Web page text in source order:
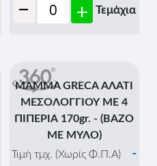
- + Τεμάχια
MAMMA GRECA ΑΛΑΤΙ
ΜΕΣΟΛΟΓΓΙΟΥ ΜΕ 4
ΠΙΠΕΡΙΑ 170gr. - (ΒΑΖΟ
ΜΕ ΜΥΛΟ)
Τιμή τμχ. (Χωρίς Φ.Π.Α)
-